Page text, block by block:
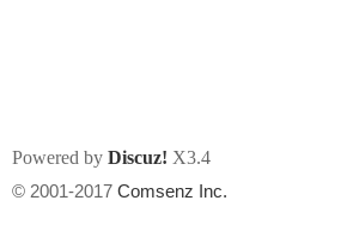
Powered by Discuz! X3.4
© 2001-2017 Comsenz Inc.